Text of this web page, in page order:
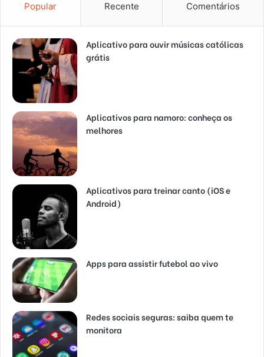
Popular Recente Comentários
Aplicativo para ouvir músicas católicas
grátis
Aplicativos para namoro: conheça os
melhores
Aplicativos para treinar canto (iOS e
Android)
Apps para assistir futebol ao vivo
Redes sociais seguras: saiba quem te
monitora